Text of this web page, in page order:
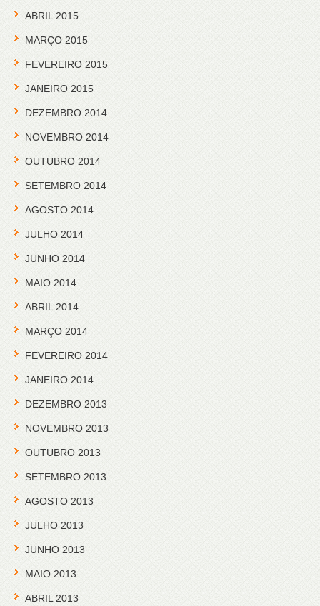
ABRIL 2015
MARÇO 2015
FEVEREIRO 2015
JANEIRO 2015
DEZEMBRO 2014
NOVEMBRO 2014
OUTUBRO 2014
SETEMBRO 2014
AGOSTO 2014
JULHO 2014
JUNHO 2014
MAIO 2014
ABRIL 2014
MARÇO 2014
FEVEREIRO 2014
JANEIRO 2014
DEZEMBRO 2013
NOVEMBRO 2013
OUTUBRO 2013
SETEMBRO 2013
AGOSTO 2013
JULHO 2013
JUNHO 2013
MAIO 2013
ABRIL 2013